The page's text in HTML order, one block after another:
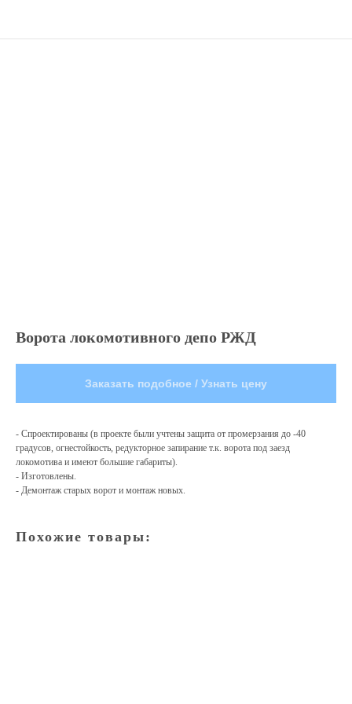
Ворота локомотивного депо РЖД
Заказать подобное / Узнать цену
- Спроектированы (в проекте были учтены защита от промерзания до -40
градусов, огнестойкость, редукторное запирание т.к. ворота под заезд
локомотива и имеют большие габариты).
- Изготовлены.
- Демонтаж старых ворот и монтаж новых.
Похожие товары: